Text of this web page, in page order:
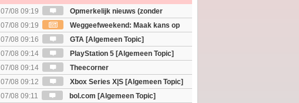
07/08 09:19
Opmerkelijk nieuws (zonder
politiek/religie)
07/08 09:19
Weggeefweekend: Maak kans op
The Super Mario Galaxy movie (2x)!
07/08 09:16
GTA [Algemeen Topic]
07/08 09:14
PlayStation 5 [Algemeen Topic]
07/08 09:14
Theecorner
07/08 09:12
Xbox Series X|S [Algemeen Topic]
07/08 09:11
bol.com [Algemeen Topic]